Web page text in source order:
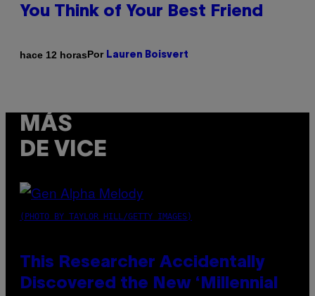
You Think of Your Best Friend
hace 12 horasPor Lauren Boisvert
MÁS
DE VICE
(PHOTO BY TAYLOR HILL/GETTY IMAGES)
This Researcher Accidentally
Discovered the New ‘Millennial